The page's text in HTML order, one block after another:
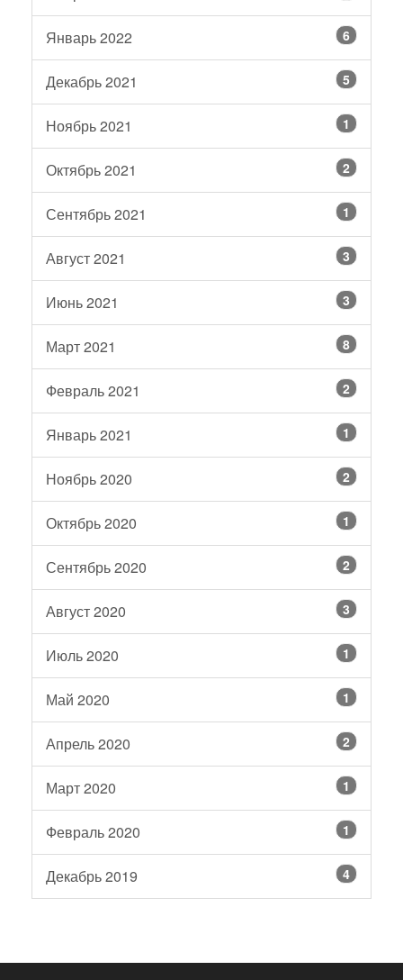
Январь 2022 6
Декабрь 2021 5
Ноябрь 2021 1
Октябрь 2021 2
Сентябрь 2021 1
Август 2021 3
Июнь 2021 3
Март 2021 8
Февраль 2021 2
Январь 2021 1
Ноябрь 2020 2
Октябрь 2020 1
Сентябрь 2020 2
Август 2020 3
Июль 2020 1
Май 2020 1
Апрель 2020 2
Март 2020 1
Февраль 2020 1
Декабрь 2019 4